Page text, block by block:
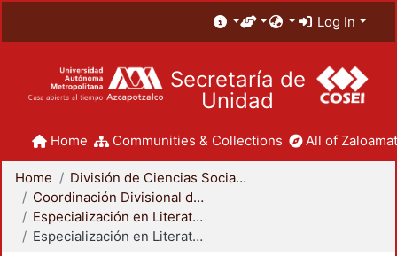
Log In
Secretaría de
Unidad
Home Communities & Collections All of
Home
División de Ciencias Sociales y Humanidades
Coordinación Divisional de Posgrado
Especialización en Literatura Mexicana del Siglo XX
Especialización en Literatura Mexicana del Siglo XX